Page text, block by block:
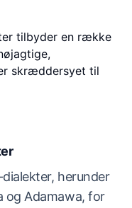
tilbyder en række
skræddersyet til
herunder
og Adamawa, for